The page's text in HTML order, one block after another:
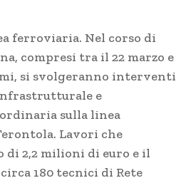
ferroviaria. Nel corso di
compresi tra il 22 marzo e
si svolgeranno interventi
e
sulla linea
Lavori che
di 2,2 milioni di euro e il
180 tecnici di Rete